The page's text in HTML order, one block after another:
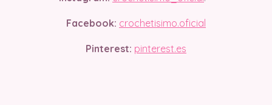
Facebook: crochetisimo.oficial
Pinterest: pinterest.es